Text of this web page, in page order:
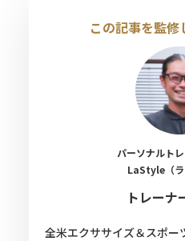
この記事を監修
パーソナルト
LaStyle（ラ
トレーナ
全米エクササイズ＆スポー